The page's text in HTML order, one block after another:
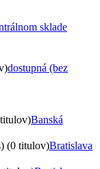
sklade
dostupná (bez
Banská
(0 titulov)Bratislava